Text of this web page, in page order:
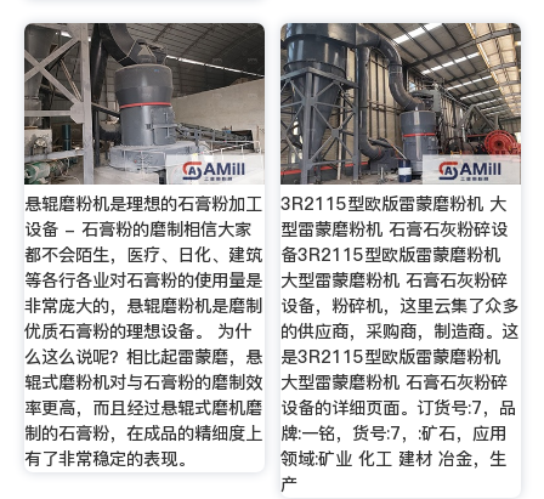
悬辊磨粉机是理想的石膏粉加工
设备 - 石膏粉的磨制相信大家
都不会陌生，医疗、日化、建筑
等各行各业对石膏粉的使用量是
非常庞大的，悬辊磨粉机是磨制
优质石膏粉的理想设备。 为什
么这么说呢？相比起雷蒙磨，悬
辊式磨粉机对与石膏粉的磨制效
率更高，而且经过悬辊式磨机磨
制的石膏粉，在成品的精细度上
有了非常稳定的表现。
3R2115型欧版雷蒙磨粉机 大
型雷蒙磨粉机 石膏石灰粉碎设
备3R2115型欧版雷蒙磨粉机
大型雷蒙磨粉机 石膏石灰粉碎
设备，粉碎机，这里云集了众多
的供应商，采购商，制造商。这
是3R2115型欧版雷蒙磨粉机
大型雷蒙磨粉机 石膏石灰粉碎
设备的详细页面。订货号:7，品
牌:一铭，货号:7，:矿石，应用
领域:矿业 化工 建材 冶金，生
产